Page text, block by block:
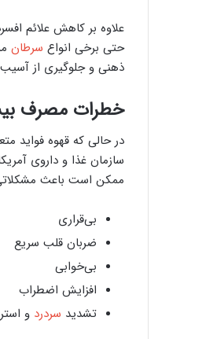
علاوه بر کاهش علائم
حتی برخی انواع سرطان
ذهنی و جلوگیری از
خطرات مصرف
در حالی که قهوه فواید
ممکن است باعث
بی‌قراری
ضربان قلب سریع
بی‌خوابی
افزایش اضطراب
تشدید سردرد و